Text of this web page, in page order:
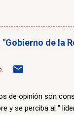
de la
de opinión son
y se perciba al "